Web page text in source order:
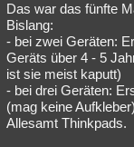
Das war das fünfte
Bislang:
- bei zwei Geräten:
Geräts über 4 - 5
ist sie meist kaputt)
- bei drei Geräten:
(mag keine
Allesamt Thinkpads.